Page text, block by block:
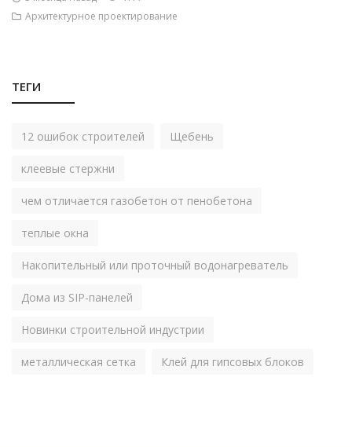
Архитектурное проектирование
ТЕГИ
12 ошибок строителей Щебень
клеевые стержни
чем отличается газобетон от пенобетона
теплые окна
Накопительный или проточный водонагреватель
Дома из SIP-панелей
Новинки строительной индустрии
металлическая сетка Клей для гипсовых блоков